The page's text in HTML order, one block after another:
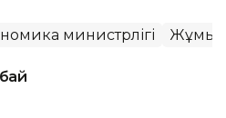
министрлігі